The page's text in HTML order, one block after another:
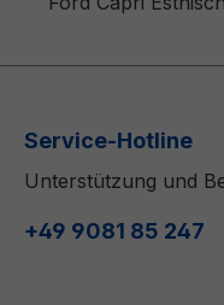
Service-Hotline
Unterstützung und
+49 9081 85 247